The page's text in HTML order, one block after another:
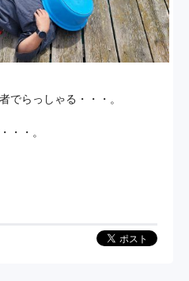
でらっしゃる・・・。
・・。